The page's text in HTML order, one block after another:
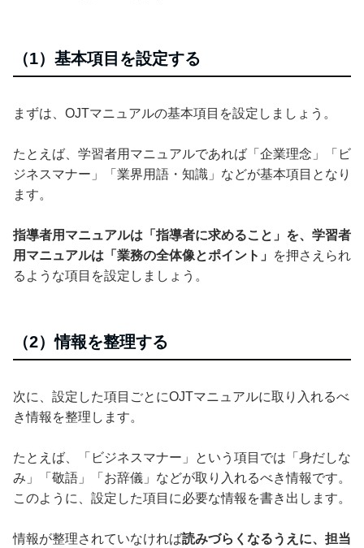
（1）基本項目を設定する
まずは、OJTマニュアルの基本項目を設定しましょう。
たとえば、学習者用マニュアルであれば「企業理念」「ビ
ジネスマナー」「業界用語・知識」などが基本項目となり
ます。
指導者用マニュアルは「指導者に求めること」を、学習者
用マニュアルは「業務の全体像とポイント」
を押さえられ
るような項目を設定しましょう。
（2）情報を整理する
次に、設定した項目ごとにOJTマニュアルに取り入れるべ
き情報を整理します。
たとえば、「ビジネスマナー」という項目では「身だしな
み」「敬語」「お辞儀」などが取り入れるべき情報です。
このように、設定した項目に必要な情報を書き出します。
情報が整理されていなければ読みづらくなるうえに、担当